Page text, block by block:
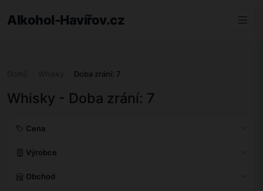
Alkohol-Havířov.cz
Doba zrání: 7
Whisky - Doba zrání: 7
Cena
Výrobce
Obchod